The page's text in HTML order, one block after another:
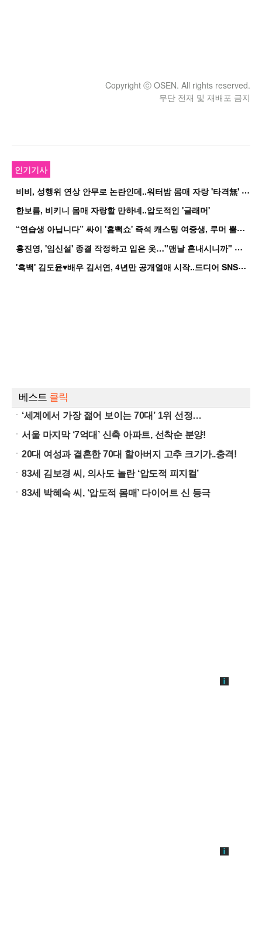
Copyright ⓒ OSEN. All rights reserved.
무단 전재 및 재배포 금지
인기기사
비
비, 성행위 연상 안무로 논란인데..워터밤 몸매 자랑 '타격無' 근황
한보름, 비키니 몸매 자랑할 만하네..압도적인 '글래머'
“
연습생 아닙니다” 싸이 '흠뻑쇼' 즉석 캐스팅 여중생, 루머 뿔났다[Oh!쎈 이...
홍
진영, '임신설' 종결 작정하고 입은 옷…"맨날 혼내시니까" 억울
'
흑백' 김도윤♥배우 김서연, 4년만 공개열애 시작..드디어 SNS에 노출 [핫피...